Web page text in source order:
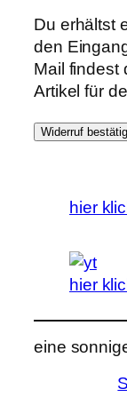
Du erhältst
den
Mail findest
Artikel für
Widerruf
hier
hier
eine